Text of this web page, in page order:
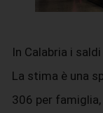
In Calabria i
La stima è una
306 per